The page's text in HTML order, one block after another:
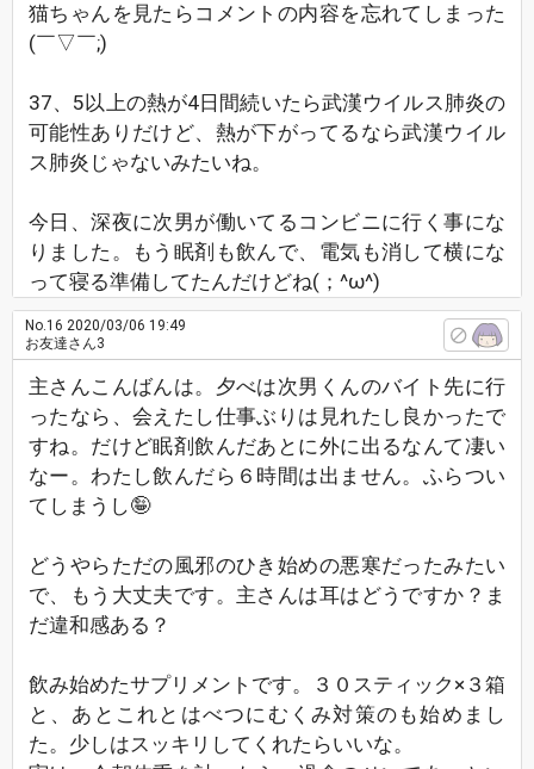
猫ちゃんを見たらコメントの内容を忘れてしまった
(￣▽￣;)
37、5以上の熱が4日間続いたら武漢ウイルス肺炎の
可能性ありだけど、熱が下がってるなら武漢ウイル
ス肺炎じゃないみたいね。
今日、深夜に次男が働いてるコンビニに行く事にな
りました。もう眠剤も飲んで、電気も消して横にな
って寝る準備してたんだけどね(；^ω^)
No.16 2020/03/06 19:49
お友達さん3
主さんこんばんは。夕べは次男くんのバイト先に行
ったなら、会えたし仕事ぶりは見れたし良かったで
すね。だけど眠剤飲んだあとに外に出るなんて凄い
なー。わたし飲んだら６時間は出ません。ふらつい
てしまうし🤪
どうやらただの風邪のひき始めの悪寒だったみたい
で、もう大丈夫です。主さんは耳はどうですか？ま
だ違和感ある？
飲み始めたサプリメントです。３０スティック×３箱
と、あとこれとはべつにむくみ対策のも始めまし
た。少しはスッキリしてくれたらいいな。